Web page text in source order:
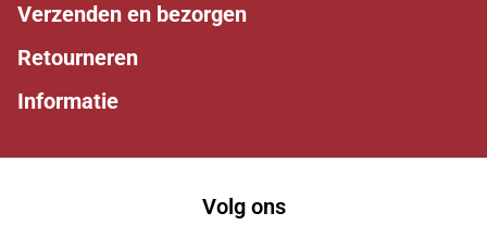
Verzenden en bezorgen
Retourneren
Informatie
Volg ons